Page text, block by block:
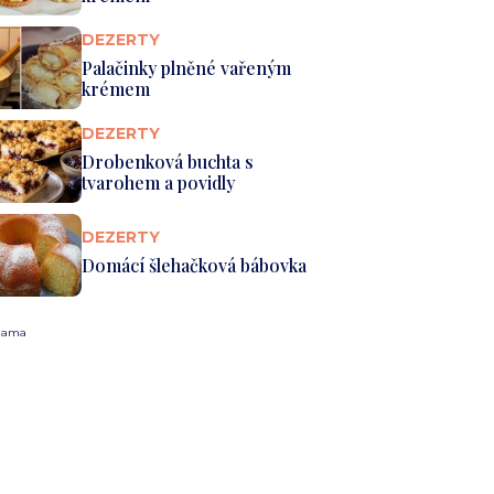
DEZERTY
Palačinky plněné vařeným
krémem
DEZERTY
Drobenková buchta s
tvarohem a povidly
DEZERTY
Domácí šlehačková bábovka